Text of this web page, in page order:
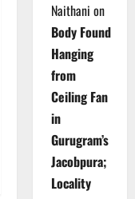
Naithani on
Body Found
Hanging
from
Ceiling Fan
in
Gurugram’s
Jacobpura;
Locality